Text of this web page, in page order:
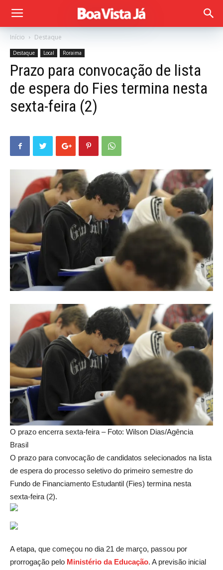
Início Destaque
Destaque Local Roraima
Prazo para convocação de lista
de espera do Fies termina nesta
sexta-feira (2)
O prazo encerra sexta-feira – Foto: Wilson Dias/Agência
Brasil
O prazo para convocação de candidatos selecionados na lista
de espera do processo seletivo do primeiro semestre do
Fundo de Financiamento Estudantil (Fies) termina nesta
sexta-feira (2).
A etapa, que começou no dia 21 de março, passou por
prorrogação pelo Ministério da Educação. A previsão inicial